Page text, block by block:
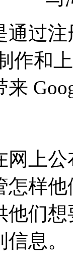
通过
作和
网上
怎样
他们
息。